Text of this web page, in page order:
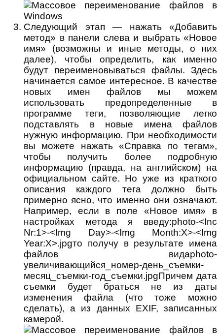
Следующий этап — нажать «Добавить
метод» в панели слева и выбрать «Новое
имя» (возможны и иные методы, о них
далее), чтобы определить, как именно
будут переименовываться файлы. Здесь
начинается самое интересное. В качестве
новых имен файлов мы можем
использовать предопределенные в
программе теги, позволяющие легко
подставлять в новые имена файлов
нужную информацию. При необходимости
вы можете нажать «Справка по тегам»,
чтобы получить более подробную
информацию (правда, на английском) на
официальном сайте. Но уже из краткого
описания каждого тега должно быть
примерно ясно, что именно они означают.
Например, если в поле «Новое имя» в
настройках метода я введу:photo-<Inc
Nr:1>-<Img Day>-<Img Month:X>-<Img
Year:X>.jpgто получу в результате имена
файлов видаphoto-
увеличивающийся_номер-день_съемки-
месяц_съемки-год_съемки.jpgПричем дата
съемки будет браться не из даты
изменения файла (что тоже можно
сделать), а из данных EXIF, записанных
камерой.